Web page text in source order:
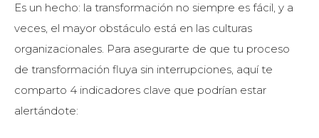
Es un hecho: la transformación no siempre es fácil, y a
veces, el mayor obstáculo está en las culturas
organizacionales. Para asegurarte de que tu proceso
de transformación fluya sin interrupciones, aquí te
comparto 4 indicadores clave que podrían estar
alertándote: